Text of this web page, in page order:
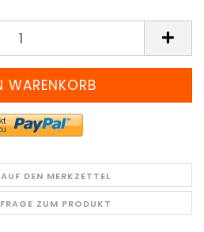
AUF DEN MERKZETTEL
FRAGE ZUM PRODUKT